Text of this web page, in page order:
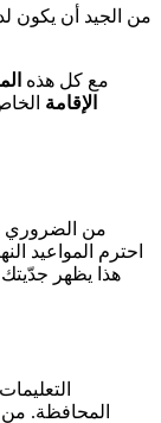
من الجيد أن يكون
مع كل هذه
الإقامة
من الضروري
احترم المواعيد
هذا يظهر
المحافظة.